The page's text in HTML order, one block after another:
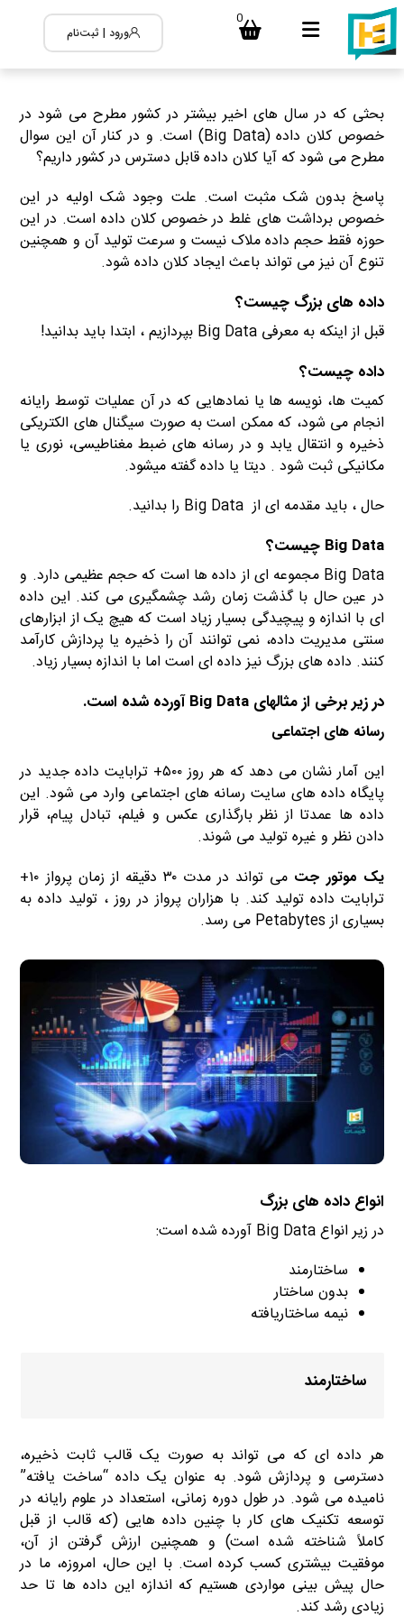
0
ورود | ثبت‌نام
بحثی که در سال های اخیر بیشتر در کشور مطرح می شود در
خصوص کلان داده (Big Data) است. و در کنار آن این سوال
مطرح می شود که آیا کلان داده قابل دسترس در کشور داریم؟
پاسخ بدون شک مثبت است. علت وجود شک اولیه در این
خصوص برداشت های غلط در خصوص کلان داده است. در این
حوزه فقط حجم داده ملاک نیست و سرعت تولید آن و همچنین
تنوع آن نیز می تواند باعث ایجاد کلان داده شود.
داده های بزرگ چیست؟
قبل از اینکه به معرفی Big Data بپردازیم ، ابتدا باید بدانید!
داده چیست؟
کمیت ها، نویسه ها یا نمادهایی که در آن عملیات توسط رایانه
انجام می شود، که ممکن است به صورت سیگنال های الکتریکی
ذخیره و انتقال یابد و در رسانه های ضبط مغناطیسی، نوری یا
مکانیکی ثبت شود . دیتا یا داده گفته میشود.
حال ، باید مقدمه ای از Big Data را بدانید.
Big Data چیست؟
Big Data مجموعه ای از داده ها است که حجم عظیمی دارد. و
در عین حال با گذشت زمان رشد چشمگیری می کند. این داده
ای با اندازه و پیچیدگی بسیار زیاد است که هیچ یک از ابزارهای
سنتی مدیریت داده، نمی توانند آن را ذخیره یا پردازش کارآمد
کنند. داده های بزرگ نیز داده ای است اما با اندازه بسیار زیاد.
در زیر برخی از مثالهای Big Data آورده شده است.
رسانه های اجتماعی
این آمار نشان می دهد که هر روز ۵۰۰+ ترابایت داده جدید در
پایگاه داده های سایت رسانه های اجتماعی وارد می شود. این
داده ها عمدتا از نظر بارگذاری عکس و فیلم، تبادل پیام، قرار
دادن نظر و غیره تولید می شوند.
یک موتور جت
می تواند در مدت ۳۰ دقیقه از زمان پرواز ۱۰+
ترابایت داده تولید کند. با هزاران پرواز در روز ، تولید داده به
بسیاری از Petabytes می رسد.
انواع داده های بزرگ
در زیر انواع Big Data آورده شده است:
ساختارمند
بدون ساختار
نیمه ساختاریافته
ساختارمند
هر داده ای که می تواند به صورت یک قالب ثابت ذخیره،
دسترسی و پردازش شود. به عنوان یک داده “ساخت یافته”
نامیده می شود. در طول دوره زمانی، استعداد در علوم رایانه در
توسعه تکنیک های کار با چنین داده هایی (که قالب از قبل
کاملاً شناخته شده است) و همچنین ارزش گرفتن از آن،
موفقیت بیشتری کسب کرده است. با این حال، امروزه، ما در
حال پیش بینی مواردی هستیم که اندازه این داده ها تا حد
زیادی رشد کند.